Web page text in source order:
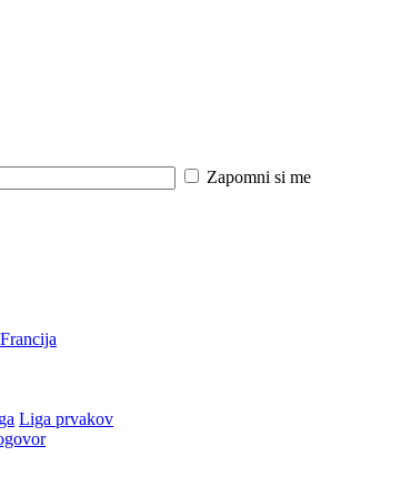
Zapomni si me
Francija
Liga prvakov